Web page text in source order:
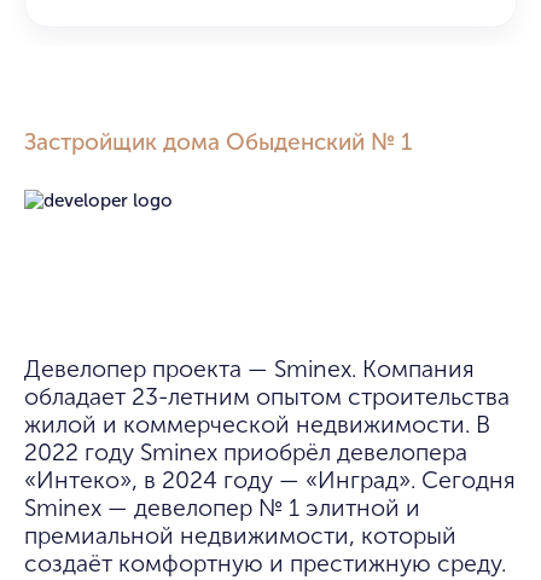
Застройщик дома Обыденский № 1
Девелопер проекта — Sminex. Компания
обладает 23-летним опытом строительства
жилой и коммерческой недвижимости. В
2022 году Sminex приобрёл девелопера
«Интеко», в 2024 году — «Инград». Сегодня
Sminex — девелопер № 1 элитной и
премиальной недвижимости, который
создаёт комфортную и престижную среду.